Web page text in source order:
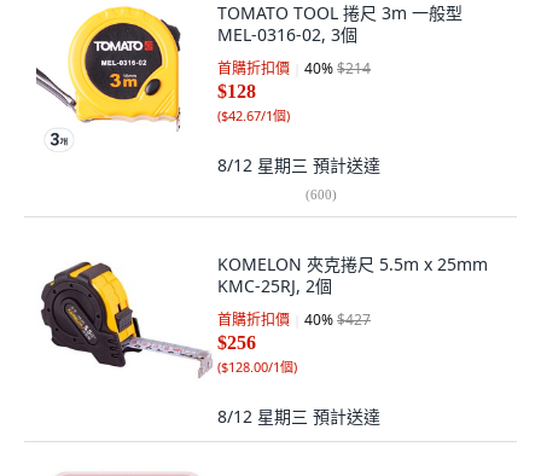
TOMATO TOOL 捲尺 3m 一般型
MEL-0316-02, 3個
首購折扣價 40%$214
$128
($42.67/1個)
8/12 星期三 預計送達
(600)
KOMELON 夾克捲尺 5.5m x 25mm
KMC-25RJ, 2個
首購折扣價 40%$427
$256
($128.00/1個)
8/12 星期三 預計送達